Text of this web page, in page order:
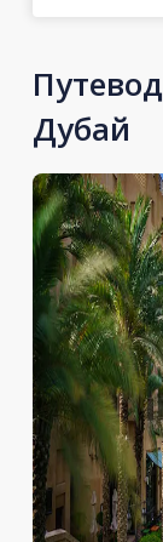
Дубай